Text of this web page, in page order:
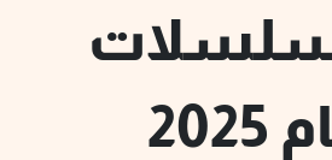
10 مسلسلات